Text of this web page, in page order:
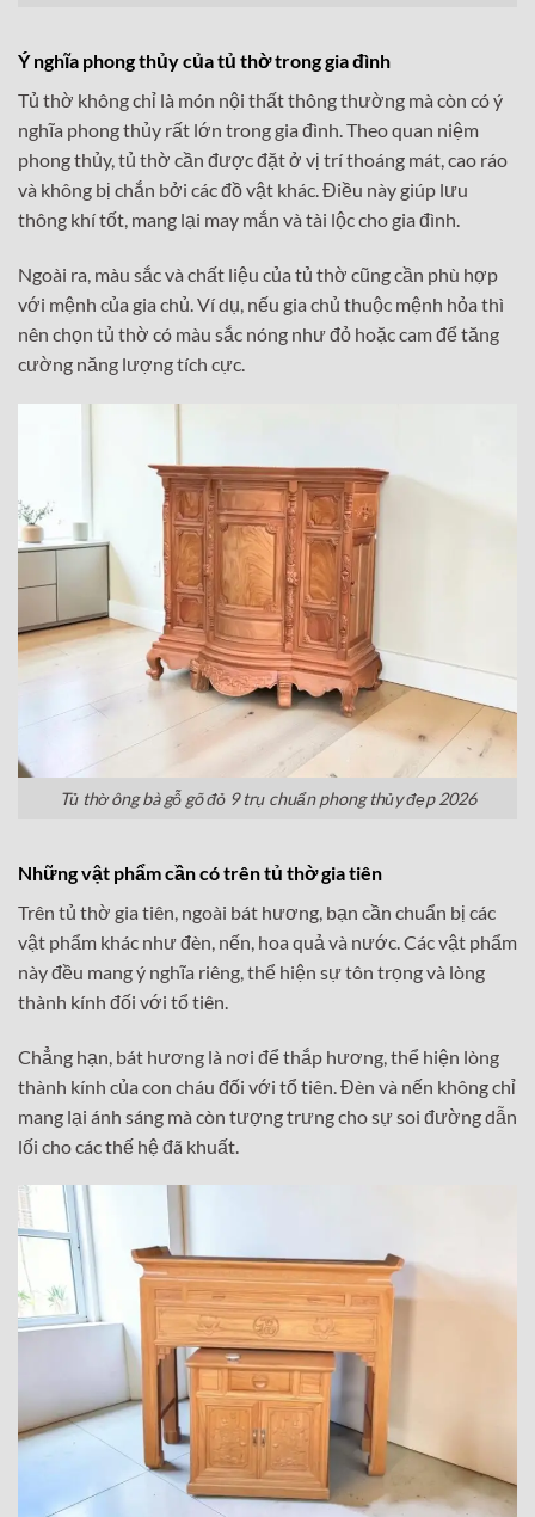
Ý nghĩa phong thủy của tủ thờ trong gia đình
Tủ thờ không chỉ là món nội thất thông thường mà còn có ý
nghĩa phong thủy rất lớn trong gia đình. Theo quan niệm
phong thủy, tủ thờ cần được đặt ở vị trí thoáng mát, cao ráo
và không bị chắn bởi các đồ vật khác. Điều này giúp lưu
thông khí tốt, mang lại may mắn và tài lộc cho gia đình.
Ngoài ra, màu sắc và chất liệu của tủ thờ cũng cần phù hợp
với mệnh của gia chủ. Ví dụ, nếu gia chủ thuộc mệnh hỏa thì
nên chọn tủ thờ có màu sắc nóng như đỏ hoặc cam để tăng
cường năng lượng tích cực.
Tủ thờ ông bà gỗ gõ đỏ 9 trụ chuẩn phong thủy đẹp 2026
Những vật phẩm cần có trên tủ thờ gia tiên
Trên tủ thờ gia tiên, ngoài bát hương, bạn cần chuẩn bị các
vật phẩm khác như đèn, nến, hoa quả và nước. Các vật phẩm
này đều mang ý nghĩa riêng, thể hiện sự tôn trọng và lòng
thành kính đối với tổ tiên.
Chẳng hạn, bát hương là nơi để thắp hương, thể hiện lòng
thành kính của con cháu đối với tổ tiên. Đèn và nến không chỉ
mang lại ánh sáng mà còn tượng trưng cho sự soi đường dẫn
lối cho các thế hệ đã khuất.